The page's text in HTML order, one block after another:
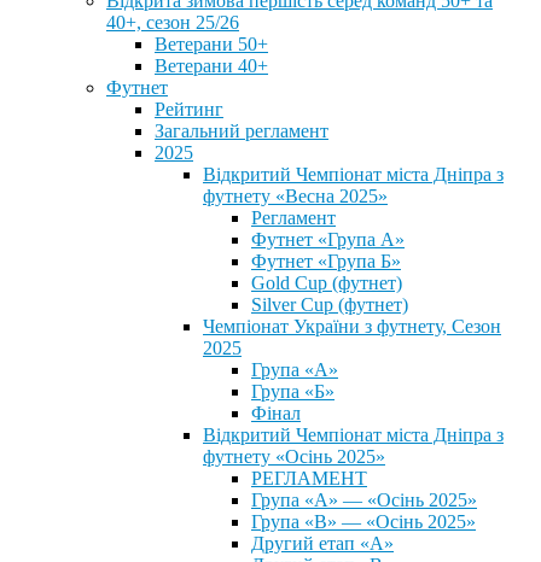
40+, сезон 25/26
Ветерани 50+
Ветерани 40+
Футнет
Рейтинг
Загальний регламент
2025
Відкритий Чемпіонат міста Дніпра з
футнету «Весна 2025»
Регламент
Футнет «Група А»
Футнет «Група Б»
Gold Cup (футнет)
Silver Cup (футнет)
Чемпіонат України з футнету, Сезон
2025
Група «А»
Група «Б»
Фінал
Відкритий Чемпіонат міста Дніпра з
футнету «Осінь 2025»
РЕГЛАМЕНТ
Група «А» — «Осінь 2025»
Група «В» — «Осінь 2025»
Другий етап «А»